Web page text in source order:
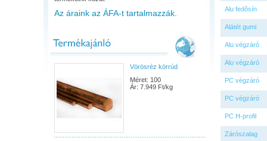
Az áraink az ÁFA-t tartalmazzák.
Vörösréz körrúd
Méret: 100
Ár: 7.949 Ft/kg
Alu fedõsín
Alátét gumi
Alu végzáró
Alu végzáró
PC végzáró
PC végzáró
PC H-profil
Zárószalag